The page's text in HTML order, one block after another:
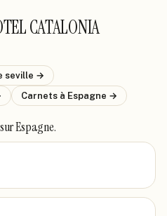
CATALONIA
seville →
Carnets à Espagne →
sur Espagne.